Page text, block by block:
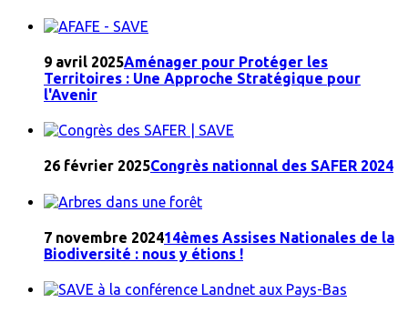
9 avril 2025Aménager pour Protéger les
Territoires : Une Approche Stratégique pour
l'Avenir
26 février 2025Congrès nationnal des SAFER 2024
7 novembre 202414èmes Assises Nationales de la
Biodiversité : nous y étions !